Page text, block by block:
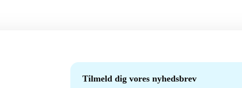
Tilmeld dig vores nyhedsbrev